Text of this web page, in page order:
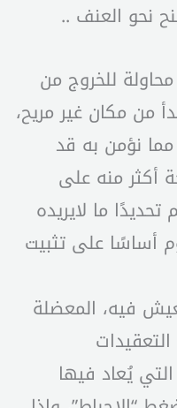
نحو العنف ..
محاولة للخروج من
من مكان غير مريح،
مما نؤمن به قد
أكثر منه على
ما لايريده
أساسًا على تثبيت
فيه، المعضلة
يُعاد فيها